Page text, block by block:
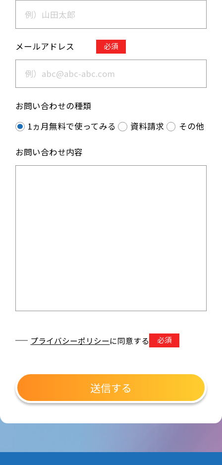
メールアドレス 必須
お問い合わせの種類
1ヵ月無料で使ってみる
資料請求 その他
お問い合わせ内容
プライバシーポリシーに同意する 必須